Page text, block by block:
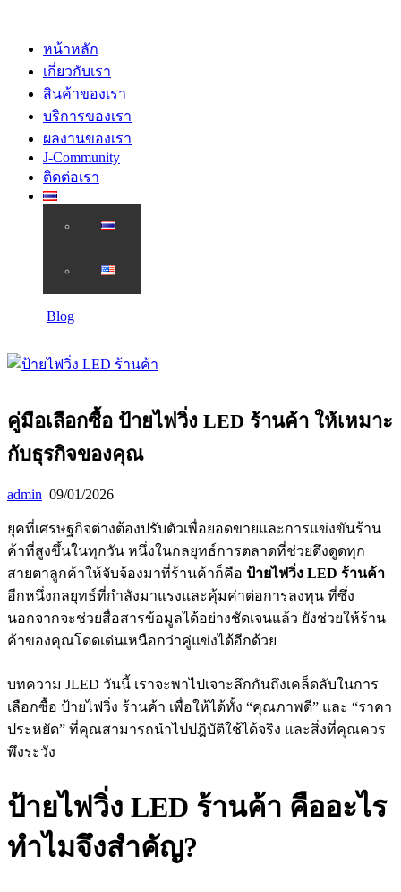
หน้าหลัก
เกี่ยวกับเรา
สินค้าของเรา
บริการของเรา
ผลงานของเรา
J-Community
ติดต่อเรา
Blog
คู่มือเลือกซื้อ ป้ายไฟวิ่ง LED ร้านค้า ให้เหมาะ
กับธุรกิจของคุณ
09/01/2026
admin
ยุคที่เศรษฐกิจต่างต้องปรับตัวเพื่อยอดขายและการแข่งขันร้าน
ค้าที่สูงขึ้นในทุกวัน หนึ่งในกลยุทธ์การตลาดที่ช่วยดึงดูดทุก
สายตาลูกค้าให้จับจ้องมาที่ร้านค้าก็คือ ป้ายไฟวิ่ง LED ร้านค้า
อีกหนึ่งกลยุทธ์ที่กำลังมาแรงและคุ้มค่าต่อการลงทุน ที่ซึ่ง
นอกจากจะช่วยสื่อสารข้อมูลได้อย่างชัดเจนแล้ว ยังช่วยให้ร้าน
ค้าของคุณโดดเด่นเหนือกว่าคู่แข่งได้อีกด้วย
บทความ JLED วันนี้ เราจะพาไปเจาะลึกกันถึงเคล็ดลับในการ
เลือกซื้อ ป้ายไฟวิ่ง ร้านค้า เพื่อให้ได้ทั้ง “คุณภาพดี” และ “ราคา
ประหยัด” ที่คุณสามารถนำไปปฎิบัติใช้ได้จริง และสิ่งที่คุณควร
พึงระวัง
ป้ายไฟวิ่ง LED ร้านค้า คืออะไร
ทำไมจึงสำคัญ?